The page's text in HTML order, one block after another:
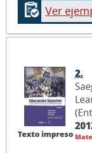
Ver
Texto impreso
2.